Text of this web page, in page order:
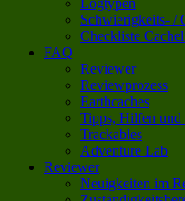
Logtypen
Schwierigkeits- /
Checkliste
FAQ
Reviewer
Reviewprozess
Earthcaches
Tipps, Hilfen und
Trackables
Adventure Lab
Reviewer
Neuigkeiten im